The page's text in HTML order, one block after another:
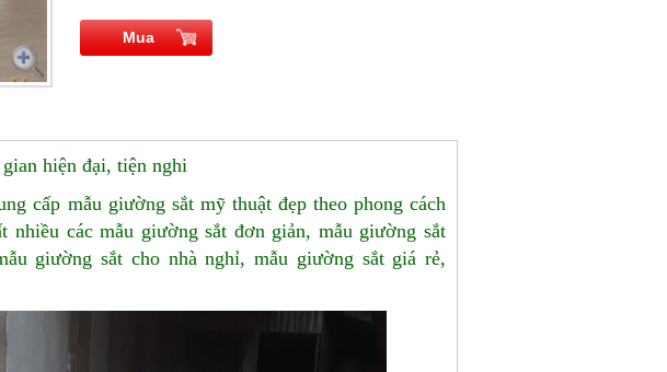
Mua
hiện đại, tiện nghi
cấp mẫu giường sắt mỹ thuật đẹp theo phong cách
nhiều các mẫu giường sắt đơn giản, mẫu giường sắt
giường sắt cho nhà nghỉ, mẫu giường sắt giá rẻ,